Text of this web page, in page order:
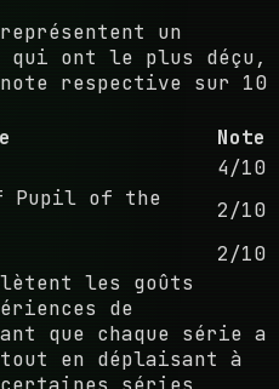
un
ont le plus déçu,
note respective sur 10
Note
4/10
Pupil of the
2/10
2/10
les goûts
de
que chaque série a
en déplaisant à